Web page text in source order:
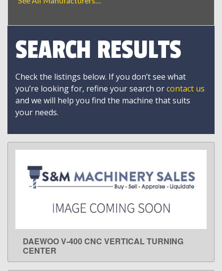
SEARCH RESULTS
Check the listings below. If you don’t see what
you’re looking for, refine your search orcontact us
and we will help you find the machine that suits
your needs.
LEARN MORE
DAEWOO V-400 CNC VERTICAL TURNING
CENTER